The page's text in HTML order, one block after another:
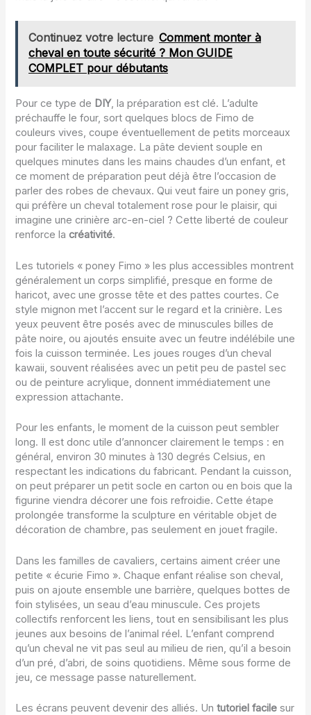
Continuez votre lecture Comment monter à
cheval en toute sécurité ? Mon GUIDE
COMPLET pour débutants
Pour ce type de DIY, la préparation est clé. L’adulte
préchauffe le four, sort quelques blocs de Fimo de
couleurs vives, coupe éventuellement de petits morceaux
pour faciliter le malaxage. La pâte devient souple en
quelques minutes dans les mains chaudes d’un enfant, et
ce moment de préparation peut déjà être l’occasion de
parler des robes de chevaux. Qui veut faire un poney gris,
qui préfère un cheval totalement rose pour le plaisir, qui
imagine une crinière arc-en-ciel ? Cette liberté de couleur
renforce lacréativité.
Les tutoriels « poney Fimo » les plus accessibles montrent
généralement un corps simplifié, presque en forme de
haricot, avec une grosse tête et des pattes courtes. Ce
style mignon met l’accent sur le regard et la crinière. Les
yeux peuvent être posés avec de minuscules billes de
pâte noire, ou ajoutés ensuite avec un feutre indélébile une
fois la cuisson terminée. Les joues rouges d’un cheval
kawaii, souvent réalisées avec un petit peu de pastel sec
ou de peinture acrylique, donnent immédiatement une
expression attachante.
Pour les enfants, le moment de la cuisson peut sembler
long. Il est donc utile d’annoncer clairement le temps : en
général, environ 30 minutes à 130 degrés Celsius, en
respectant les indications du fabricant. Pendant la cuisson,
on peut préparer un petit socle en carton ou en bois que la
figurine viendra décorer une fois refroidie. Cette étape
prolongée transforme la sculpture en véritable objet de
décoration de chambre, pas seulement en jouet fragile.
Dans les familles de cavaliers, certains aiment créer une
petite « écurie Fimo ». Chaque enfant réalise son cheval,
puis on ajoute ensemble une barrière, quelques bottes de
foin stylisées, un seau d’eau minuscule. Ces projets
collectifs renforcent les liens, tout en sensibilisant les plus
jeunes aux besoins de l’animal réel. L’enfant comprend
qu’un cheval ne vit pas seul au milieu de rien, qu’il a besoin
d’un pré, d’abri, de soins quotidiens. Même sous forme de
jeu, ce message passe naturellement.
Les écrans peuvent devenir des alliés. Untutoriel facile sur